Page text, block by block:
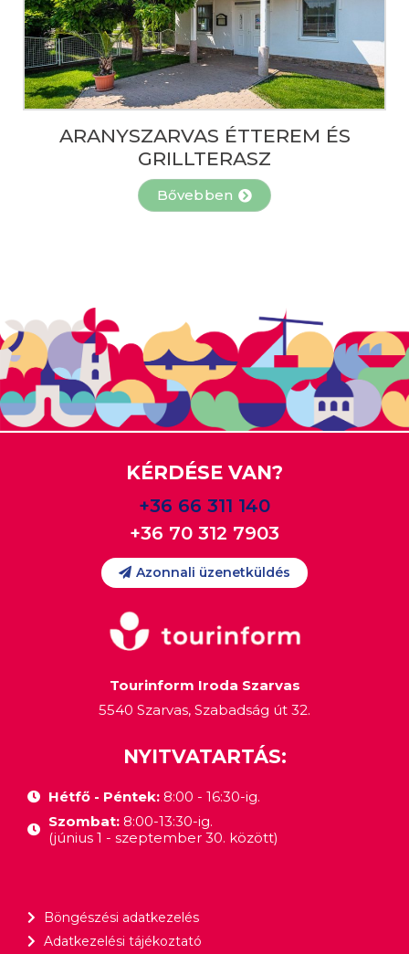
ARANYSZARVAS ÉTTEREM ÉS
GRILLTERASZ
Bővebben
KÉRDÉSE VAN?
+36 66 311 140
+36 70 312 7903
Azonnali üzenetküldés
Tourinform Iroda Szarvas
5540 Szarvas, Szabadság út 32.
NYITVATARTÁS:
Hétfő - Péntek:8:00 - 16:30-ig.
Szombat: 8:00-13:30-ig.
(június 1 - szeptember 30. között)
Böngészési adatkezelés
Adatkezelési tájékoztató